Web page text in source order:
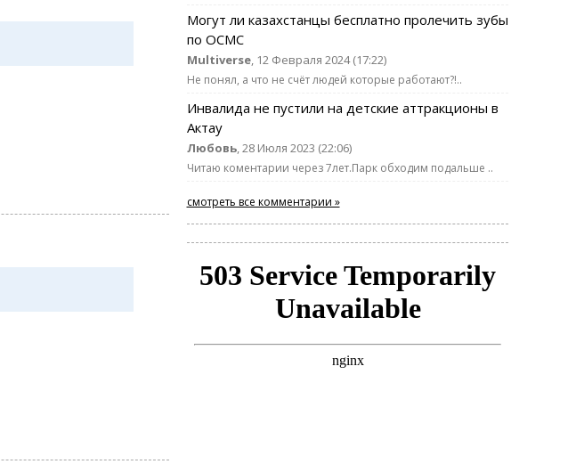
Могут ли казахстанцы бесплатно пролечить зубы
по ОСМС
Multiverse, 12 Февраля 2024 (17:22)
Не понял, а что не счёт людей которые работают?!..
Инвалида не пустили на детские аттракционы в
Актау
Любовь, 28 Июля 2023 (22:06)
Читаю коментарии через 7лет.Парк обходим подальше ..
смотреть все комментарии »